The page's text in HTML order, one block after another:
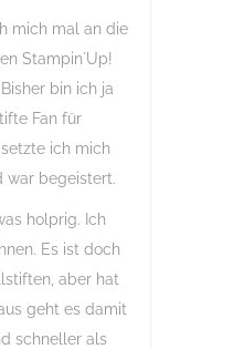
mich mal an die
Stampin´Up!
bin ich ja
Fan für
ich mich
war begeistert.
holprig. Ich
Es ist doch
aber hat
geht es damit
schneller als